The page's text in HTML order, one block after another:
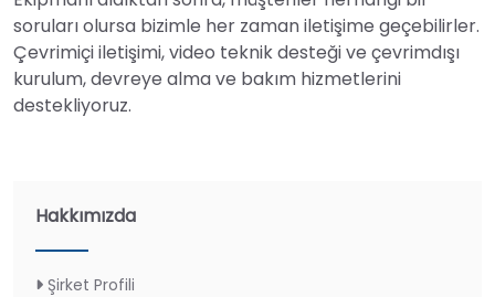
soruları olursa bizimle her zaman iletişime geçebilirler.
Çevrimiçi iletişimi, video teknik desteği ve çevrimdışı
kurulum, devreye alma ve bakım hizmetlerini
destekliyoruz.
Hakkımızda
Şirket Profili